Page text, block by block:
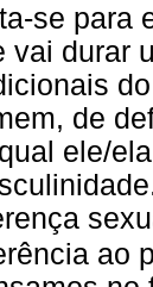
se para
vai durar
de
ele/
ao